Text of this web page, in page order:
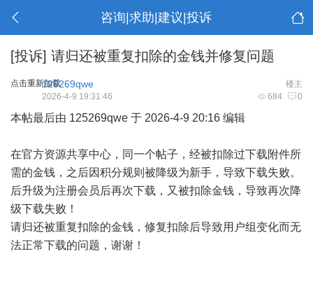
咨询|求助|建议|投诉
[投诉] 请归还被重复扣除的金钱并修复问题
点击重新加载 楼主
125269qwe
684 0
2026-4-9 19:31:46
本帖最后由 125269qwe 于 2026-4-9 20:16 编辑
在官方资源共享中心，同一个帖子，经被扣除过下载附件所
需的金钱，之后因积分规则被降级为新手，导致下载失败。
后升级为注册会员后再次下载，又被扣除金钱，导致再次降
级下载失败！
请归还被重复扣除的金钱，修复扣除后导致用户组变化而无
法正常下载的问题，谢谢！